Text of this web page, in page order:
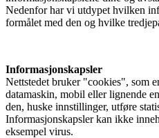
Nedenfor har vi utdypet hvilken
formålet med den og hvilke
Informasjonskapsler
Nettstedet bruker "cookies", som
datamaskin, mobil eller lignende
den, huske innstillinger, utføre
Informasjonskapsler kan ikke
eksempel virus.